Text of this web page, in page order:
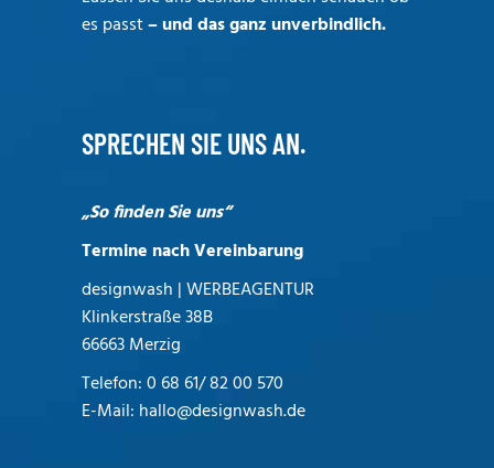
es passt– und das ganz unverbindlich.
SPRECHEN SIE UNS AN.
„So finden Sie uns“
Termine nach Vereinbarung
designwash | WERBEAGENTUR
Klinkerstraße 38B
66663 Merzig
Telefon:0 68 61/ 82 00 570
E-Mail: hallo@designwash.de